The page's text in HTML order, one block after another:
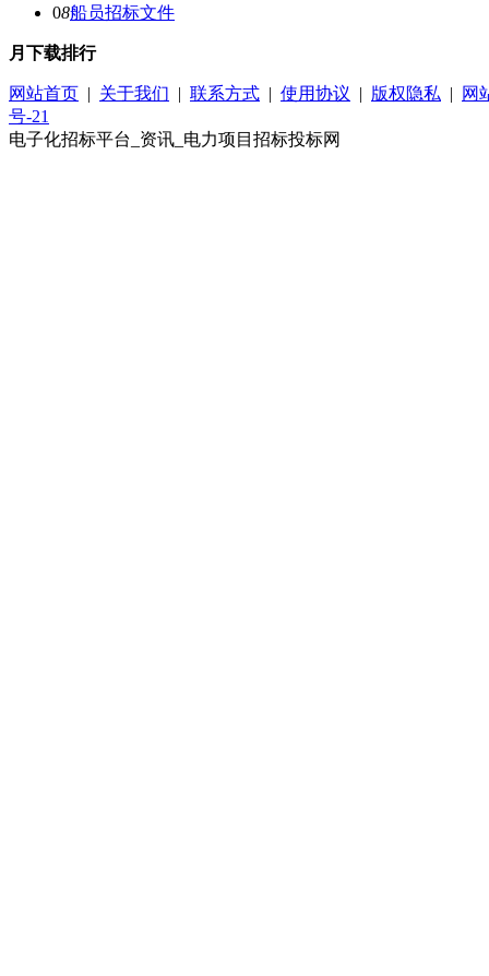
08船员招标文件
月下载排行
网站首页 | 关于我们 | 联系方式 | 使用协议 | 版权隐私 |
网
号-21
电子化招标平台_资讯_电力项目招标投标网